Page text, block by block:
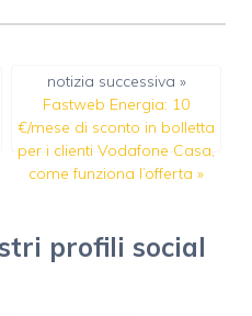
notizia successiva »
Fastweb Energia: 10
€/mese di sconto in bolletta
per i clienti Vodafone Casa,
come funziona l’offerta »
profili social